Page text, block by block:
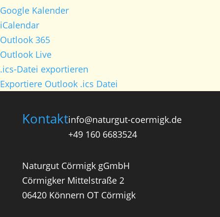
Google Kalender
iCalendar
Outlook 365
Outlook Live
.ics-Datei exportieren
Exportiere Outlook .ics Datei
Kontaktinfo@naturgut-coermigk.de
+49 160 6683524
Naturgut Cörmigk gGmbH
Cörmigker Mittelstraße 2
06420 Könnern OT Cörmigk